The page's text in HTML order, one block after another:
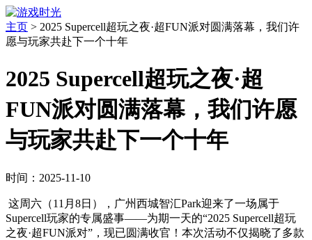
主页 > 2025 Supercell超玩之夜·超FUN派对圆满落幕，我们许
愿与玩家共赴下一个十年
2025 Supercell超玩之夜·超
FUN派对圆满落幕，我们许愿
与玩家共赴下一个十年
时间：2025-11-10
这周六（11月8日），广州西城智汇Park迎来了一场属于
Supercell玩家的专属盛事——为期一天的“2025 Supercell超玩
之夜·超FUN派对”，现已圆满收官！本次活动不仅揭晓了多款